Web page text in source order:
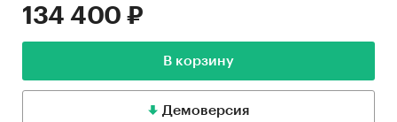
134 400 ₽
В корзину
Демоверсия